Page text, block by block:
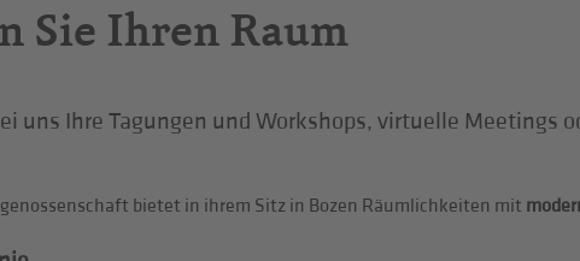
Sie Ihren Raum
uns Ihre Tagungen und Workshops, virtuelle Meetings
bietet in ihrem Sitz in Bozen Räumlichkeiten mit